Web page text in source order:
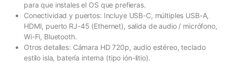
para que instales el OS que prefieras.
Conectividad y puertos: Incluye USB-C, múltiples USB-A,
HDMI, puerto RJ-45 (Ethernet), salida de audio / micrófono,
Wi-Fi, Bluetooth.
Otros detalles: Cámara HD 720p, audio estéreo, teclado
estilo isla, batería interna (tipo ión-litio).